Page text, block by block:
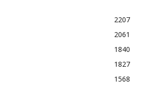
2207
2061
1840
1827
1568